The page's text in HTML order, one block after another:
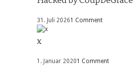
31. Juli 20261 Comment
x
1. Januar 20201 Comment